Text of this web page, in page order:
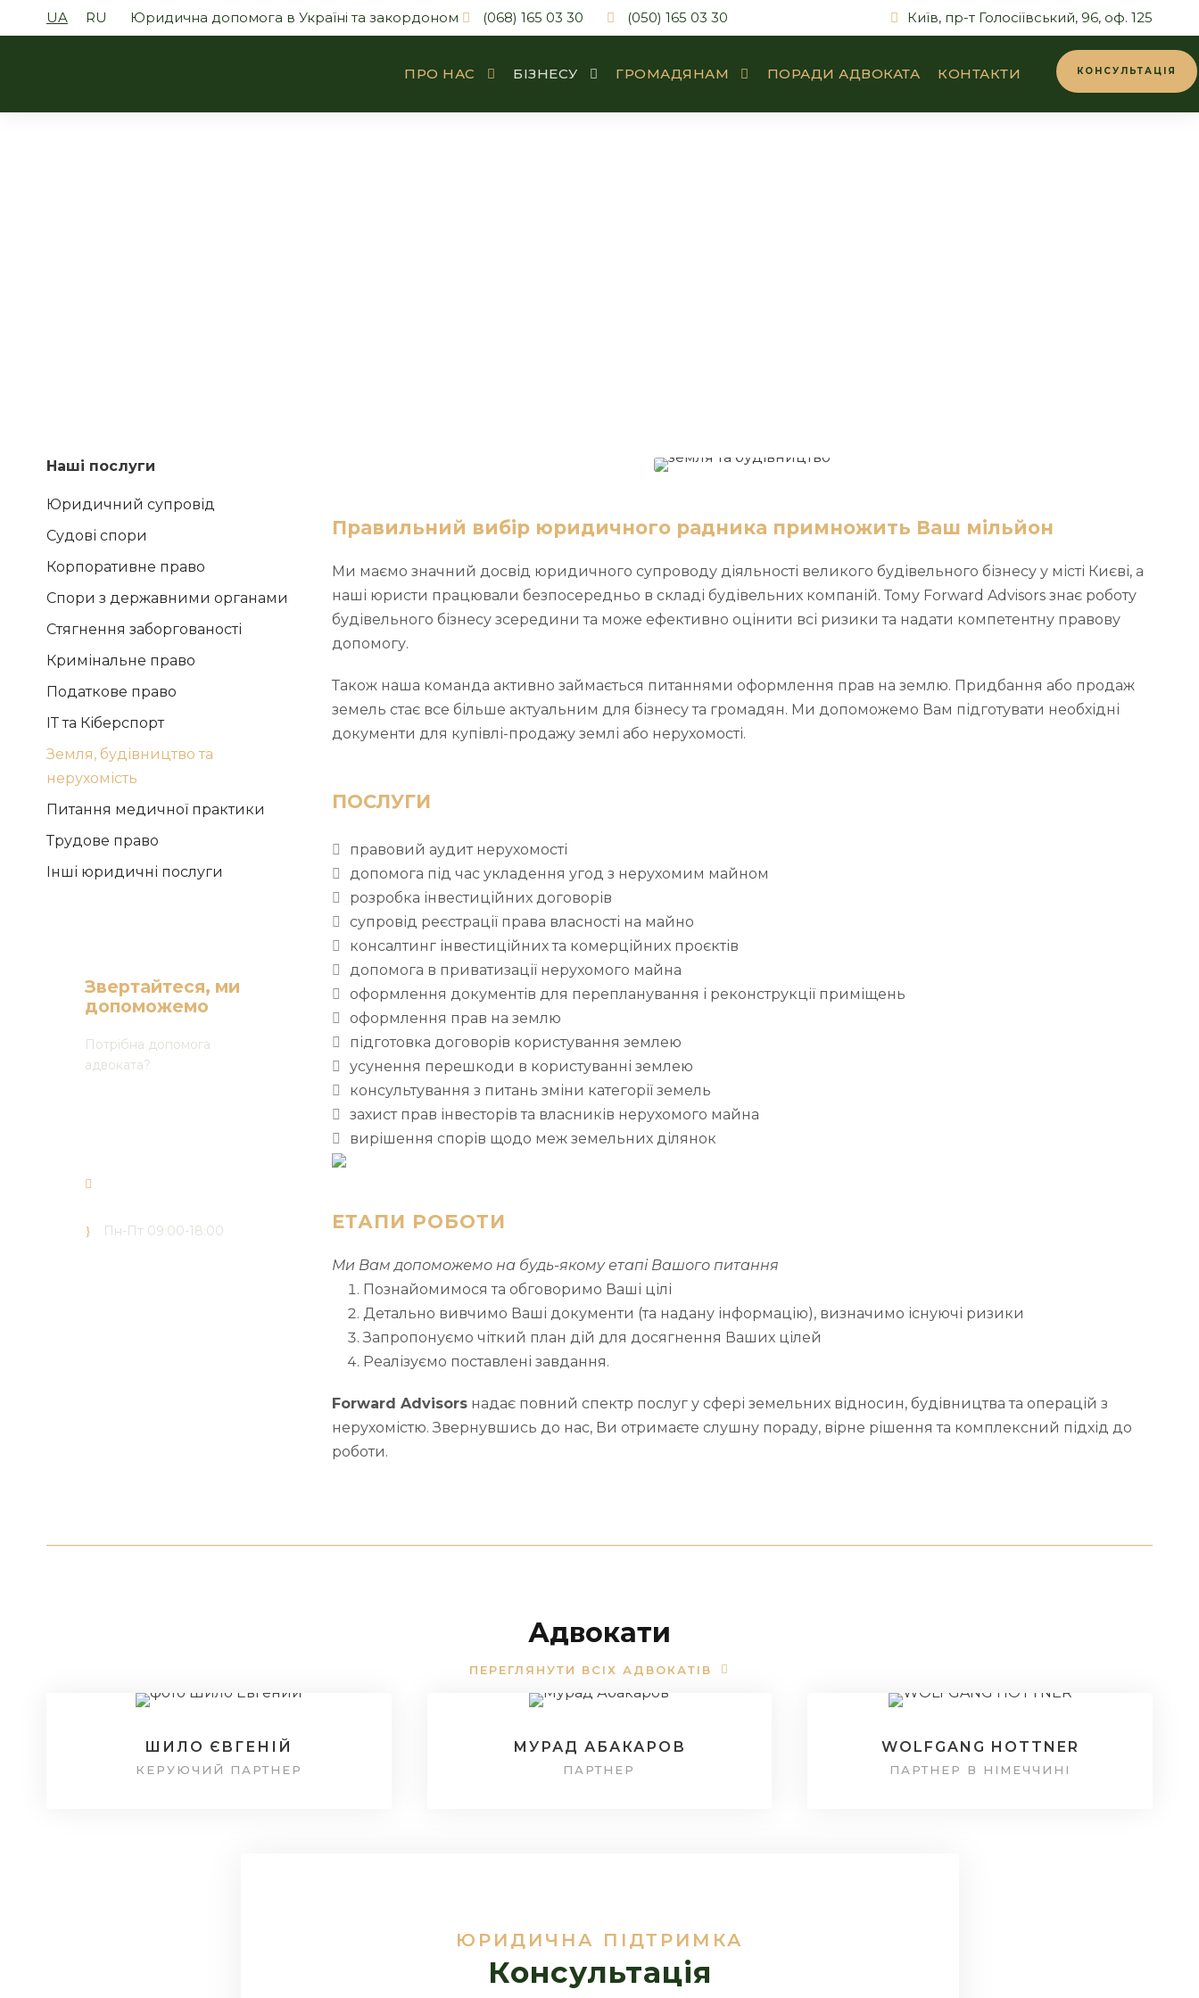
UA RU Юридична допомога в Україні та закордоном (068) 165 03 30 (050) 165 03 30 Київ, пр-т Голосіївський, 96, оф. 125
ПРО НАС БІЗНЕСУ ГРОМАДЯНАМ ПОРАДИ АДВОКАТА КОНТАКТИ КОНСУЛЬТАЦІЯ
Правильний вибір юридичного радника примножить Ваш мільйон
Ми маємо значний досвід юридичного супроводу діяльності великого будівельного бізнесу у місті Києві, а
наші юристи працювали безпосередньо в складі будівельних компаній. Тому Forward Advisors знає роботу
будівельного бізнесу зсередини та може ефективно оцінити всі ризики та надати компетентну правову
допомогу.
Також наша команда активно займається питаннями оформлення прав на землю. Придбання або продаж
земель стає все більше актуальним для бізнесу та громадян. Ми допоможемо Вам підготувати необхідні
документи для купівлі-продажу землі або нерухомості.
ПОСЛУГИ
правовий аудит нерухомості
допомога під час укладення угод з нерухомим майном
розробка інвестиційних договорів
супровід реєстрації права власності на майно
консалтинг інвестиційних та комерційних проєктів
допомога в приватизації нерухомого майна
оформлення документів для перепланування і реконструкції приміщень
оформлення прав на землю
підготовка договорів користування землею
усунення перешкоди в користуванні землею
консультування з питань зміни категорії земель
захист прав інвесторів та власників нерухомого майна
вирішення спорів щодо меж земельних ділянок
ЕТАПИ РОБОТИ
Ми Вам допоможемо на будь-якому етапі Вашого питання
Познайомимося та обговоримо Ваші цілі
Детально вивчимо Ваші документи (та надану інформацію), визначимо існуючі ризики
Запропонуємо чіткий план дій для досягнення Ваших цілей
Реалізуємо поставлені завдання.
Forward Advisors надає повний спектр послуг у сфері земельних відносин, будівництва та операцій з
нерухомістю. Звернувшись до нас, Ви отримаєте слушну пораду, вірне рішення та комплексний підхід до
роботи.
Наші послуги
Юридичний супровід
Судові спори
Корпоративне право
Спори з державними органами
Стягнення заборгованості
Кримінальне право
Податкове право
ІТ та Кіберспорт
Земля, будівництво та
нерухомість
Питання медичної практики
Трудове право
Інші юридичні послуги
Звертайтеся, ми
допоможемо
Потрібна допомога
адвоката?
Пн-Пт 09:00-18:00
Адвокати
ПЕРЕГЛЯНУТИ ВСІХ АДВОКАТІВ
ШИЛО ЄВГЕНІЙ
КЕРУЮЧИЙ ПАРТНЕР
МУРАД АБАКАРОВ
ПАРТНЕР
WOLFGANG HOTTNER
ПАРТНЕР В НІМЕЧЧИНІ
ЮРИДИЧНА ПІДТРИМКА
Консультація